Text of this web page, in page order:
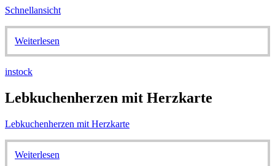
Schnellansicht
Weiterlesen
instock
Lebkuchenherzen mit Herzkarte
Lebkuchenherzen mit Herzkarte
Weiterlesen